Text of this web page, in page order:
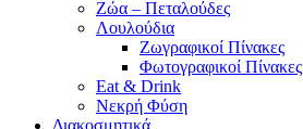
Ζώα – Πεταλούδες
Λουλούδια
Ζωγραφικοί Πίνακες
Φωτογραφικοί Πίνακες
Eat & Drink
Νεκρή Φύση
Διακοσμητικά